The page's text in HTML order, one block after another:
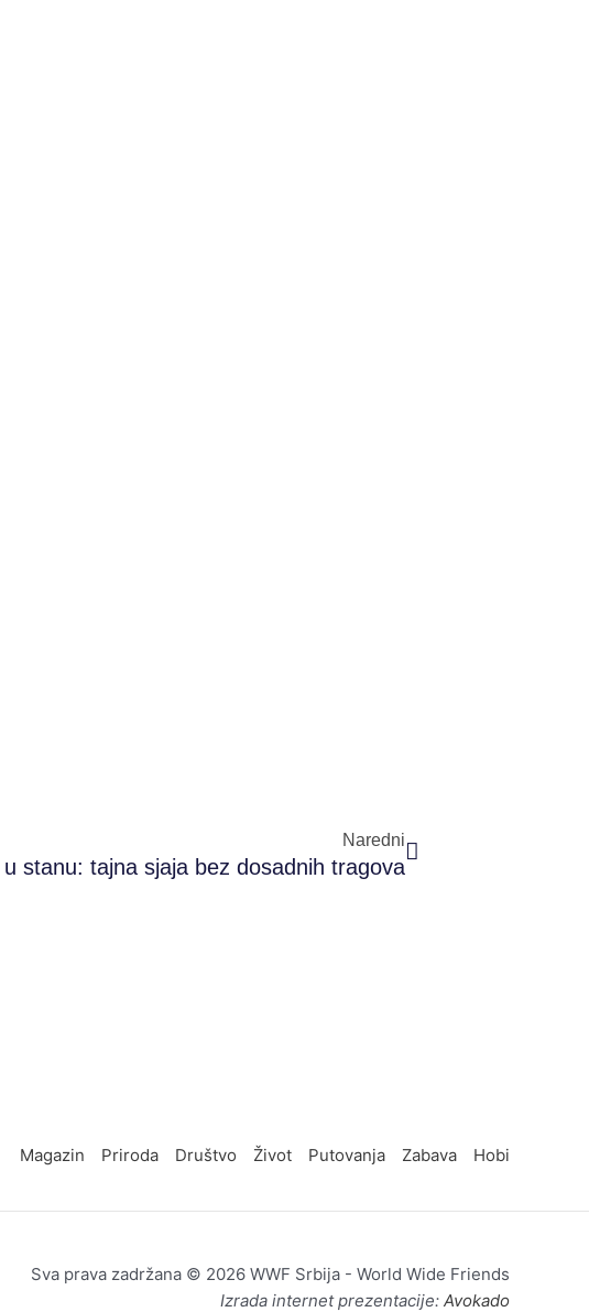
Naredni
stanu: tajna sjaja bez dosadnih tragova
Magazin Priroda Društvo Život Putovanja Zabava Hobi
Sva prava zadržana © 2026 WWF Srbija - World Wide Friends
Izrada internet prezentacije: Avokado